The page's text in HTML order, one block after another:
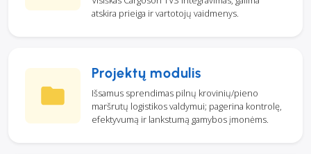
atskira prieiga ir vartotojų vaidmenys.
Projektų modulis
Išsamus sprendimas pilnų krovinių/pieno
maršrutų logistikos valdymui; pagerina kontrolę,
efektyvumą ir lankstumą gamybos įmonėms.